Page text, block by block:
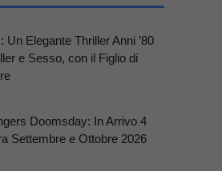
Un Elegante Thriller Anni ’80
e Sesso, con il Figlio di
Doomsday: In Arrivo 4
Settembre e Ottobre 2026